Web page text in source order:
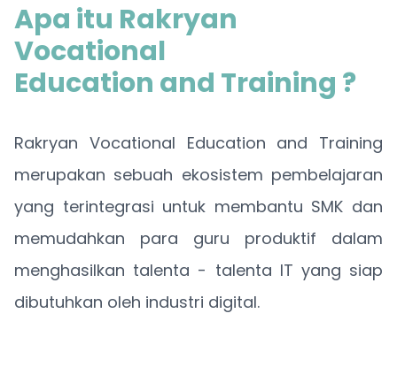
Apa itu Rakryan
Vocational
Education and Training ?
Rakryan Vocational Education and Training
merupakan sebuah ekosistem pembelajaran
yang terintegrasi untuk membantu SMK dan
memudahkan para guru produktif dalam
menghasilkan talenta - talenta IT yang siap
dibutuhkan oleh industri digital.